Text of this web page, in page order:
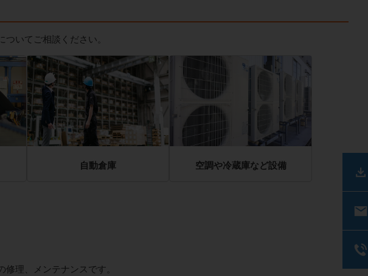
いてご相談ください。
自動倉庫 空調や冷蔵庫など設備
理、メンテナンスです。